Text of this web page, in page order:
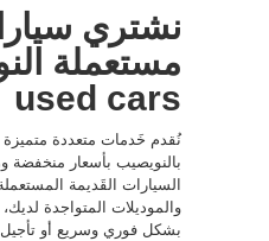
نشتري
مستعملة
used cars
نُقدم خَدمات متعددة
بالنويصيب بأسعار منخفضة
السيارات القَديمة
والموديلات المتواجدة
بشكل فوري وسريع أو